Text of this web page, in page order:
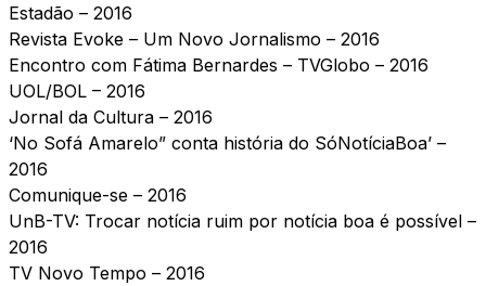
Estadão – 2016
Revista Evoke – Um Novo Jornalismo – 2016
Encontro com Fátima Bernardes – TVGlobo – 2016
UOL/BOL – 2016
Jornal da Cultura – 2016
‘No Sofá Amarelo” conta história do SóNotíciaBoa’ –
2016
Comunique-se – 2016
UnB-TV: Trocar notícia ruim por notícia boa é possível –
2016
TV Novo Tempo – 2016